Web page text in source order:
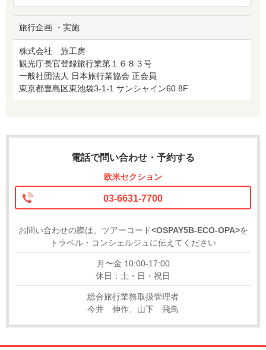
旅行企画 ・実施
株式会社 旅工房
観光庁長官登録旅行業第１６８３号
一般社団法人 日本旅行業協会 正会員
東京都豊島区東池袋3-1-1 サンシャイン60 8F
電話で問い合わせ・予約する
欧米セクション
03-6631-7700
お問い合わせの際は、ツアーコード<OSPAY5B-ECO-OPA>を
トラベル・コンシェルジュに伝えてください
月〜金 10:00-17:00
休日：土・日・祝日
総合旅行業務取扱管理者
今井 伸作、山下 飛鳥